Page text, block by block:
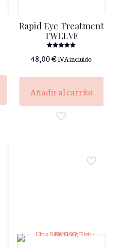
Rapid Eye Treatment
TWELVE
con
5.00
48,00€IVA incluido
Añadir al carrito